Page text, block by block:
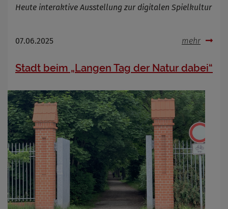
Heute interaktive Ausstellung zur digitalen Spielkultur
07.06.2025 mehr
Stadt beim „Langen Tag der Natur dabei“